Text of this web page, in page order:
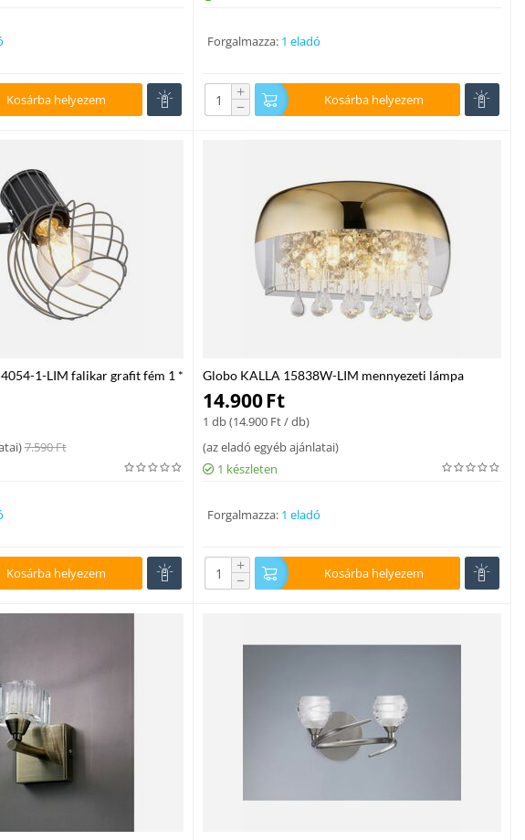
Kosárba helyezem
Forgalmazza: 1 eladó
+
− Kosárba helyezem
1-LIM falikar grafit fém 1 *
)7.590Ft
Kosárba helyezem
Globo KALLA 15838W-LIM mennyezeti lámpa
sárgaréz fém 2 * G9 max. 28 W G9 IP20
14.900Ft
1 db (14.900 Ft/ db)
(az eladó egyéb ajánlatai)
1 készleten
Forgalmazza: 1 eladó
+
− Kosárba helyezem